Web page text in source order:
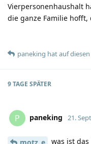
Vierpersonenhaushalt
die ganze Familie hofft,
paneking hatauf
9 TAGE SPÄTER
P paneking 21.
motz_e was ist